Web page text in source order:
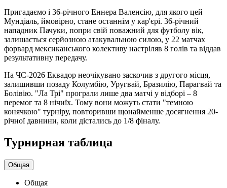
Пригадаємо і 36-річного Еннера Валенсію, для якого цей
Мундіаль, ймовірно, стане останнім у кар'єрі. 36-річний
нападник Пачуки, попри свій поважний для футболу вік,
залишається серйозною атакувальною силою, у 22 матчах
форвард мексиканського колективу настріляв 8 голів та віддав
результативну передачу.
На ЧС-2026 Еквадор неочікувано заскочив з другого місця,
залишивши позаду Колумбію, Уругвай, Бразилію, Парагвай та
Болівію. "Ла Трі" програли лише два матчі у відборі – 8
перемог та 8 нічиїх. Тому вони можуть стати "темною
конячкою" турніру, повторивши щонайменше досягнення 20-
річної давнини, коли дістались до 1/8 фіналу.
Турнирная таблица
Общая
Общая